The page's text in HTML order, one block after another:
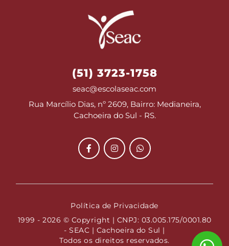
(51) 3723-1758
seac@escolaseac.com
Rua Marcílio Dias, nº 2609, Bairro: Medianeira,
Cachoeira do Sul - RS.
Política de Privacidade
1999 - 2026 © Copyright | CNPJ: 03.005.175/0001.80
- SEAC | Cachoeira do Sul |
Todos os direitos reservados.